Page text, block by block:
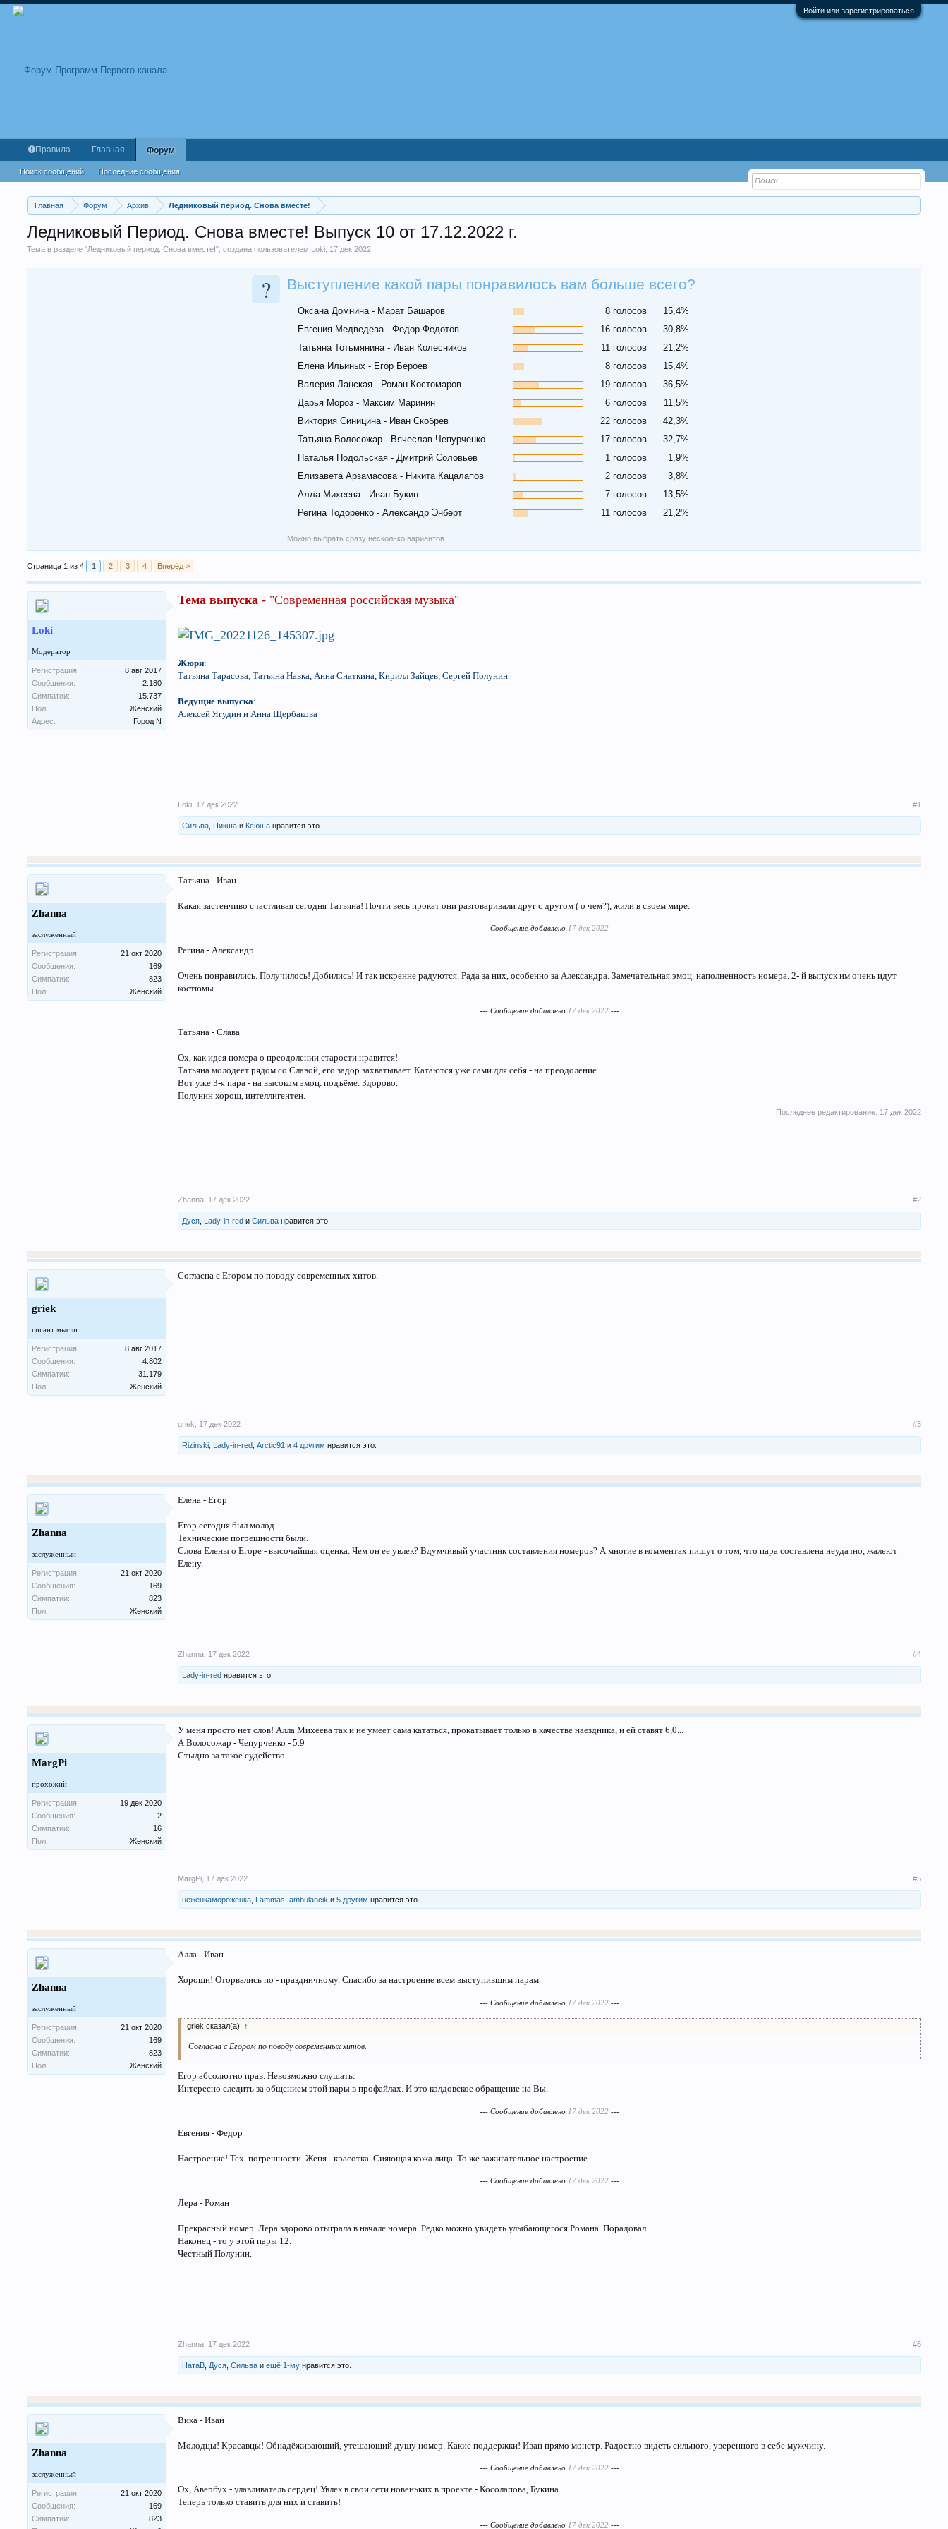
Войти или зарегистрироваться
Главная Форум Архив Ледниковый период. Снова вместе!
Ледниковый Период. Снова вместе! Выпуск 10 от 17.12.2022 г.
Тема в разделе "Ледниковый период. Снова вместе!", создана пользователем Loki 17 дек 2022
? Выступление какой пары понравилось вам больше всего?
Оксана Домнина - Марат Башаров 8 голосов
15,4%
Евгения Медведева - Федор Федотов
16 голосов
30,8%
Татьяна Тотьмянина - Иван Колесников
11 голосов
21,2%
Елена Ильиных - Егор Бероев
8 голосов
15,4%
Валерия Ланская - Роман Костомаров
19 голосов
36,5%
Дарья Мороз - Максим Маринин
6 голосов
11,5%
Виктория Синицина - Иван Скобрев
22 голосов
42,3%
Татьяна Волосожар - Вячеслав Чепурченко
17 голосов
32,7%
Наталья Подольская - Дмитрий Соловьев
1 голосов
1,9%
Елизавета Арзамасова - Никита Кацалапов
2 голосов
3,8%
Алла Михеева - Иван Букин
7 голосов
13,5%
Регина Тодоренко - Александр Энберт
11 голосов 21,2%
Можно выбрать сразу несколько вариантов.
Страница 1 из 4 1 2 3 4 Вперёд >
Loki
Модератор
Регистрация:
8 авг 2017
Сообщения:
2.180
Симпатии:
15.737
Пол:
Женский
Адрес:
Город N
Тема выпуска - "Современная российская музыка"
Жюри:
Татьяна Тарасова, Татьяна Навка, Анна Снаткина, Кирилл Зайцев, Сергей Полунин
Ведущие выпуска:
Алексей Ягудин и Анна Щербакова
Loki 17 дек 2022 #1
Сильва ,Пикша и Ксюша нравится это.
Zhanna
заслуженный
Регистрация:
21 окт 2020
Сообщения:
169
Симпатии:
823
Пол:
Женский
Татьяна - Иван
Какая застенчиво счастливая сегодня Татьяна! Почти весь прокат они разговаривали друг с другом ( о чем?), жили в своем мире.
--- Сообщение добавлено 17 дек 2022 ---
Регина - Александр
Очень понравились. Получилось! Добились! И так искренне радуются. Рада за них, особенно за Александра. Замечательная эмоц. наполненность номера. 2- й выпуск им очень идут
костюмы.
--- Сообщение добавлено 17 дек 2022 ---
Татьяна - Слава
Ох, как идея номера о преодолении старости нравится!
Татьяна молодеет рядом со Славой, его задор захватывает. Катаются уже сами для себя - на преодоление.
Вот уже 3-я пара - на высоком эмоц. подъёме. Здорово.
Полунин хорош, интеллигентен.
Последнее редактирование: 17 дек 2022
Zhanna 17 дек 2022 #2
Дуся Lady-in-red иСильва нравится это.
griek
гигант мысли
Регистрация:
8 авг 2017
Сообщения:
4.802
Симпатии:
31.179
Пол:
Женский
Согласна с Егором по поводу современных хитов.
griek 17 дек 2022 #3
Rizinski Lady-in-red ,Arctic91 и4 другим нравится это.
Zhanna
заслуженный
Регистрация:
21 окт 2020
Сообщения:
169
Симпатии:
823
Пол:
Женский
Елена - Егор
Егор сегодня был молод.
Технические погрешности были.
Слова Елены о Егоре - высочайшая оценка. Чем он ее увлек? Вдумчивый участник составления номеров? А многие в комментах пишут о том, что пара составлена неудачно, жалеют
Елену.
Zhanna 17 дек 2022 #4
Lady-in-red нравится это.
MargPi
прохожий
Регистрация:
19 дек 2020
Сообщения:
2
Симпатии:
16
Пол:
Женский
У меня просто нет слов! Алла Михеева так и не умеет сама кататься, прокатывает только в качестве наездника, и ей ставят 6,0...
А Волосожар - Чепурченко - 5.9
Стыдно за такое судейство.
MargPi 17 дек 2022 #5
неженкамороженка Lammas ,ambulancik и5 другим нравится это.
Zhanna
заслуженный
Регистрация:
21 окт 2020
Сообщения:
169
Симпатии:
823
Пол:
Женский
Алла - Иван
Хороши! Оторвались по - праздничному. Спасибо за настроение всем выступившим парам.
--- Сообщение добавлено 17 дек 2022 ---
griek сказал(а): ↑
Согласна с Егором по поводу современных хитов.
Егор абсолютно прав. Невозможно слушать.
Интересно следить за общением этой пары в профайлах. И это колдовское обращение на Вы.
--- Сообщение добавлено 17 дек 2022 ---
Евгения - Федор
Настроение! Тех. погрешности. Женя - красотка. Сияющая кожа лица. То же зажигательное настроение.
--- Сообщение добавлено 17 дек 2022 ---
Лера - Роман
Прекрасный номер. Лера здорово отыграла в начале номера. Редко можно увидеть улыбающегося Романа. Порадовал.
Наконец - то у этой пары 12.
Честный Полунин.
Zhanna 17 дек 2022 #6
НатаВ Дуся ,Сильва иещё 1-му нравится это.
Zhanna
заслуженный
Регистрация:
21 окт 2020
Сообщения:
169
Симпатии:
823
Вика - Иван
Молодцы! Красавцы! Обнадёживающий, утешающий душу номер. Какие поддержки! Иван прямо монстр. Радостно видеть сильного, уверенного в себе мужчину.
--- Сообщение добавлено 17 дек 2022 ---
Ох, Авербух - улавливатель сердец! Увлек в свои сети новеньких в проекте - Косолапова, Букина.
Теперь только ставить для них и ставить!
--- Сообщение добавлено 17 дек 2022 ---
Правила Главная Форум
Поиск сообщений Последние сообщения